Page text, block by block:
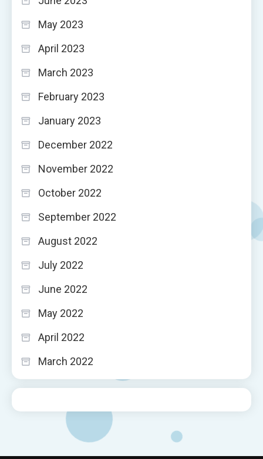
May 2023
April 2023
March 2023
February 2023
January 2023
December 2022
November 2022
October 2022
September 2022
August 2022
July 2022
June 2022
May 2022
April 2022
March 2022